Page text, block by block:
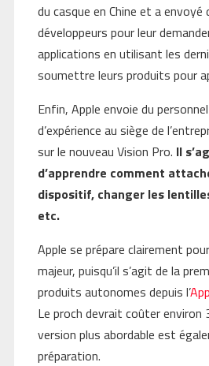
du casque en Chine et a envoyé
développeurs pour leur
applications en utilisant les
soumettre leurs produits pour
Enfin, Apple envoie du
d’expérience au siège de
sur le nouveau Vision Pro. Il
d’apprendre comment
dispositif, changer les
etc.
Apple se prépare clairement
majeur, puisqu’il s’agit de la
produits autonomes depuis l’
Le proch devrait coûter environ
version plus abordable est
préparation.